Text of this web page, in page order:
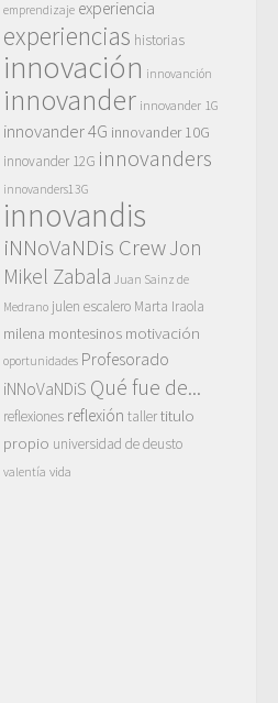
emprendizaje experiencia
experiencias historias
innovación innovanción
innovander innovander 1G
innovander 4G innovander 10G
innovander 12G innovanders
innovanders13G
innovandis
iNNoVaNDis CrewJon
Mikel Zabala Juan Sainz de
Medrano julen escalero Marta Iraola
milena montesinos motivación
oportunidades Profesorado
iNNoVaNDiS Qué fue de...
reflexiones reflexión tallertitulo
propio universidad de deusto
valentía vida